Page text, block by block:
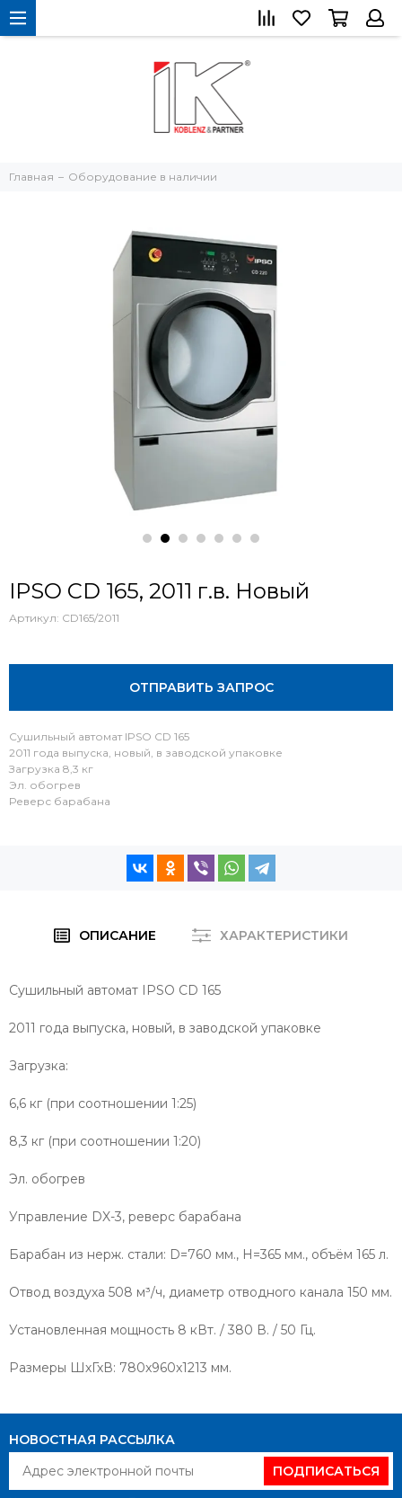
Главная Оборудование в наличии
IPSO СD 165, 2011 г.в. Новый
Артикул: СD165/2011
ОТПРАВИТЬ ЗАПРОС
Сушильный автомат IPSO СD 165
2011 года выпуска, новый, в заводской упаковке
Загрузка 8,3 кг
Эл. обогрев
Реверс барабана
ОПИСАНИЕ ХАРАКТЕРИСТИКИ
Сушильный автомат IPSO СD 165
2011 года выпуска, новый, в заводской упаковке
Загрузка:
6,6 кг (при соотношении 1:25)
8,3 кг (при соотношении 1:20)
Эл. обогрев
Управление DX-3, реверс барабана
Барабан из нерж. стали: D=760 мм., H=365 мм., объём 165 л.
Отвод воздуха 508 м³/ч, диаметр отводного канала 150 мм.
Установленная мощность 8 кВт. / 380 В. / 50 Гц.
Размеры ШхГхВ: 780x960x1213 мм.
НОВОСТНАЯ РАССЫЛКА
ПОДПИСАТЬСЯ